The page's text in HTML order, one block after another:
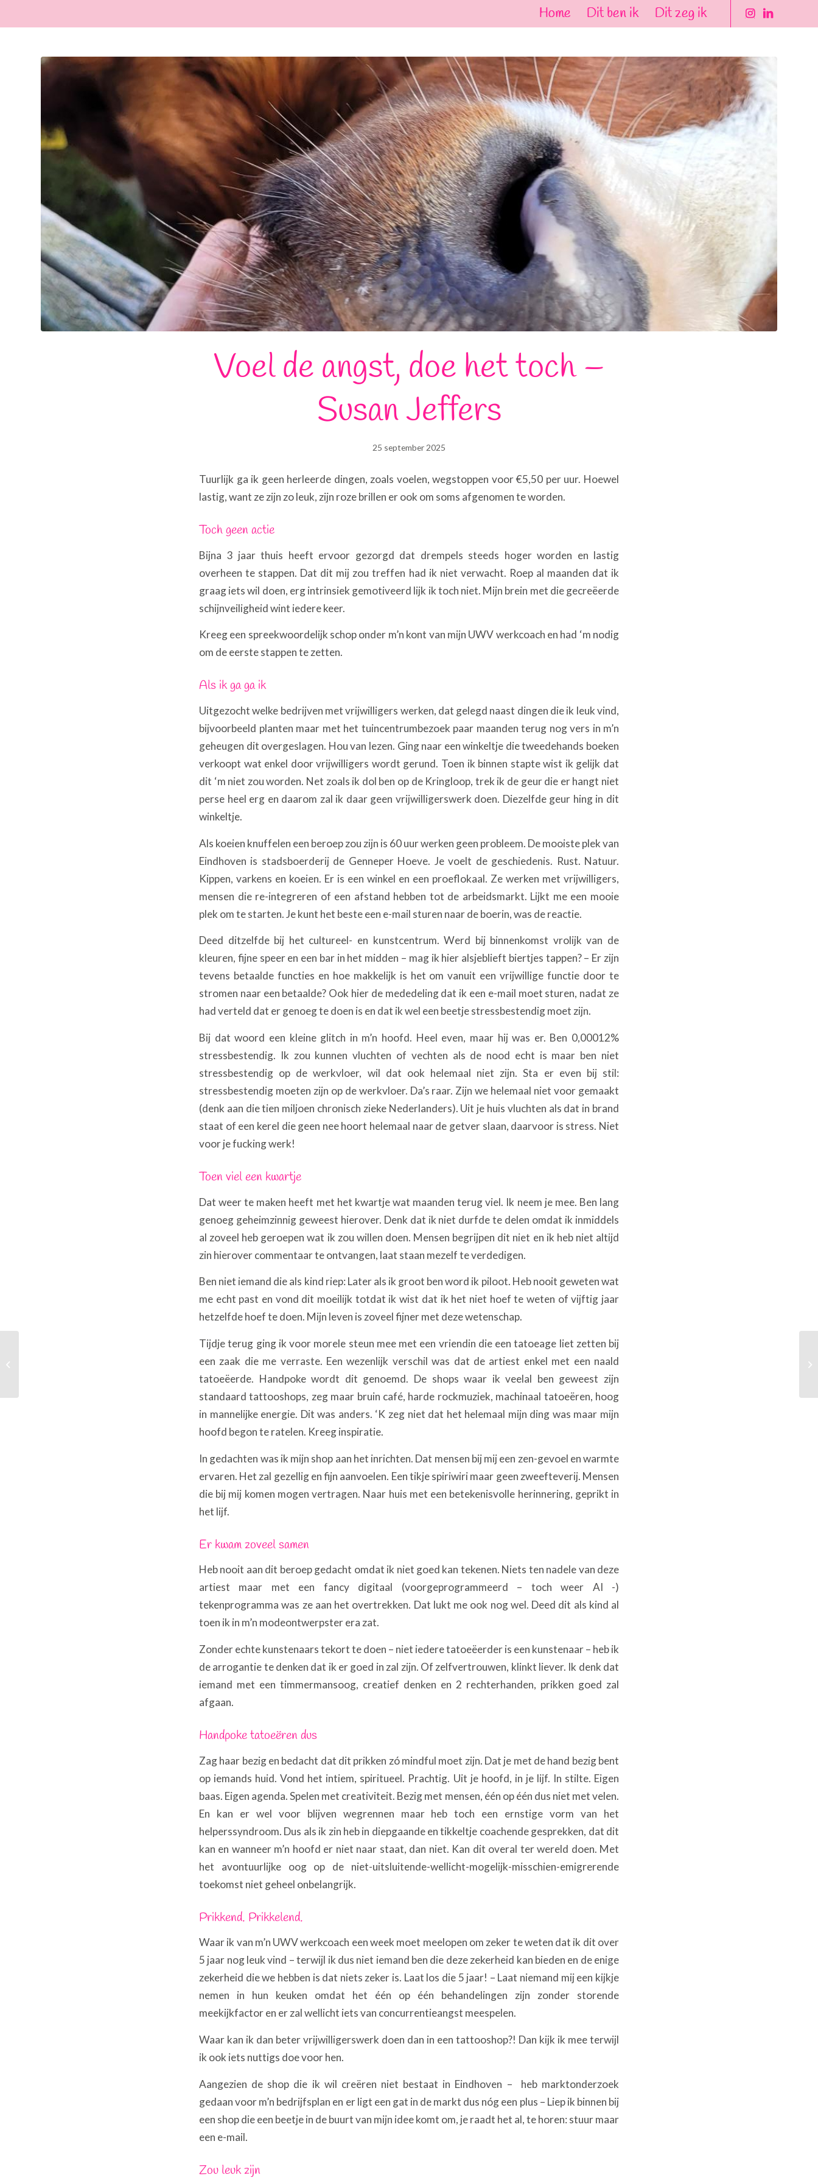
Home Dit ben ik Dit zeg ik
Voel de angst, doe het toch –
Susan Jeffers
25 september 2025
Tuurlijk ga ik geen herleerde dingen, zoals voelen, wegstoppen voor €5,50 per uur. Hoewel
lastig, want ze zijn zo leuk, zijn roze brillen er ook om soms afgenomen te worden.
Toch geen actie
Bijna 3 jaar thuis heeft ervoor gezorgd dat drempels steeds hoger worden en lastig
overheen te stappen. Dat dit mij zou treffen had ik niet verwacht. Roep al maanden dat ik
graag iets wil doen, erg intrinsiek gemotiveerd lijk ik toch niet. Mijn brein met die gecreëerde
schijnveiligheid wint iedere keer.
Kreeg een spreekwoordelijk schop onder m’n kont van mijn UWV werkcoach en had ‘m nodig
om de eerste stappen te zetten.
Als ik ga ga ik
Uitgezocht welke bedrijven met vrijwilligers werken, dat gelegd naast dingen die ik leuk vind,
bijvoorbeeld planten maar met het tuincentrumbezoek paar maanden terug nog vers in m’n
geheugen dit overgeslagen. Hou van lezen. Ging naar een winkeltje die tweedehands boeken
verkoopt wat enkel door vrijwilligers wordt gerund. Toen ik binnen stapte wist ik gelijk dat
dit ‘m niet zou worden. Net zoals ik dol ben op de Kringloop, trek ik de geur die er hangt niet
perse heel erg en daarom zal ik daar geen vrijwilligerswerk doen. Diezelfde geur hing in dit
winkeltje.
Als koeien knuffelen een beroep zou zijn is 60 uur werken geen probleem. De mooiste plek van
Eindhoven is stadsboerderij de Genneper Hoeve. Je voelt de geschiedenis. Rust. Natuur.
Kippen, varkens en koeien. Er is een winkel en een proeflokaal. Ze werken met vrijwilligers,
mensen die re-integreren of een afstand hebben tot de arbeidsmarkt. Lijkt me een mooie
plek om te starten. Je kunt het beste een e-mail sturen naar de boerin, was de reactie.
Deed ditzelfde bij het cultureel- en kunstcentrum. Werd bij binnenkomst vrolijk van de
kleuren, fijne speer en een bar in het midden – mag ik hier alsjeblieft biertjes tappen? – Er zijn
tevens betaalde functies en hoe makkelijk is het om vanuit een vrijwillige functie door te
stromen naar een betaalde? Ook hier de mededeling dat ik een e-mail moet sturen, nadat ze
had verteld dat er genoeg te doen is en dat ik wel een beetje stressbestendig moet zijn.
Bij dat woord een kleine glitch in m’n hoofd. Heel even, maar hij was er. Ben 0,00012%
stressbestendig. Ik zou kunnen vluchten of vechten als de nood echt is maar ben niet
stressbestendig op de werkvloer, wil dat ook helemaal niet zijn. Sta er even bij stil:
stressbestendig moeten zijn op de werkvloer. Da’s raar. Zijn we helemaal niet voor gemaakt
(denk aan die tien miljoen chronisch zieke Nederlanders). Uit je huis vluchten als dat in brand
staat of een kerel die geen nee hoort helemaal naar de getver slaan, daarvoor is stress. Niet
voor je fucking werk!
Toen viel een kwartje
Dat weer te maken heeft met het kwartje wat maanden terug viel. Ik neem je mee. Ben lang
genoeg geheimzinnig geweest hierover. Denk dat ik niet durfde te delen omdat ik inmiddels
al zoveel heb geroepen wat ik zou willen doen. Mensen begrijpen dit niet en ik heb niet altijd
zin hierover commentaar te ontvangen, laat staan mezelf te verdedigen.
Ben niet iemand die als kind riep: Later als ik groot ben word ik piloot. Heb nooit geweten wat
me echt past en vond dit moeilijk totdat ik wist dat ik het niet hoef te weten of vijftig jaar
hetzelfde hoef te doen. Mijn leven is zoveel fijner met deze wetenschap.
Tijdje terug ging ik voor morele steun mee met een vriendin die een tatoeage liet zetten bij
een zaak die me verraste. Een wezenlijk verschil was dat de artiest enkel met een naald
tatoeëerde. Handpoke wordt dit genoemd. De shops waar ik veelal ben geweest zijn
standaard tattooshops, zeg maar bruin café, harde rockmuziek, machinaal tatoeëren, hoog
in mannelijke energie. Dit was anders. ‘K zeg niet dat het helemaal mijn ding was maar mijn
hoofd begon te ratelen. Kreeg inspiratie.
In gedachten was ik mijn shop aan het inrichten. Dat mensen bij mij een zen-gevoel en warmte
ervaren. Het zal gezellig en fijn aanvoelen. Een tikje spiriwiri maar geen zweefteverij. Mensen
die bij mij komen mogen vertragen. Naar huis met een betekenisvolle herinnering, geprikt in
het lijf.
Er kwam zoveel samen
Heb nooit aan dit beroep gedacht omdat ik niet goed kan tekenen. Niets ten nadele van deze
artiest maar met een fancy digitaal (voorgeprogrammeerd – toch weer AI -)
tekenprogramma was ze aan het overtrekken. Dat lukt me ook nog wel. Deed dit als kind al
toen ik in m’n modeontwerpster era zat.
Zonder echte kunstenaars tekort te doen – niet iedere tatoeëerder is een kunstenaar – heb ik
de arrogantie te denken dat ik er goed in zal zijn. Of zelfvertrouwen, klinkt liever. Ik denk dat
iemand met een timmermansoog, creatief denken en 2 rechterhanden, prikken goed zal
afgaan.
Handpoke tatoeëren dus
Zag haar bezig en bedacht dat dit prikken zó mindful moet zijn. Dat je met de hand bezig bent
op iemands huid. Vond het intiem, spiritueel. Prachtig. Uit je hoofd, in je lijf. In stilte. Eigen
baas. Eigen agenda. Spelen met creativiteit. Bezig met mensen, één op één dus niet met velen.
En kan er wel voor blijven wegrennen maar heb toch een ernstige vorm van het
helperssyndroom. Dus als ik zin heb in diepgaande en tikkeltje coachende gesprekken, dat dit
kan en wanneer m’n hoofd er niet naar staat, dan niet. Kan dit overal ter wereld doen. Met
het avontuurlijke oog op de niet-uitsluitende-wellicht-mogelijk-misschien-emigrerende
toekomst niet geheel onbelangrijk.
Prikkend. Prikkelend.
Waar ik van m’n UWV werkcoach een week moet meelopen om zeker te weten dat ik dit over
5 jaar nog leuk vind – terwijl ik dus niet iemand ben die deze zekerheid kan bieden en de enige
zekerheid die we hebben is dat niets zeker is. Laat los die 5 jaar! – Laat niemand mij een kijkje
nemen in hun keuken omdat het één op één behandelingen zijn zonder storende
meekijkfactor en er zal wellicht iets van concurrentieangst meespelen.
Waar kan ik dan beter vrijwilligerswerk doen dan in een tattooshop?! Dan kijk ik mee terwijl
ik ook iets nuttigs doe voor hen.
Aangezien de shop die ik wil creëren niet bestaat in Eindhoven – heb marktonderzoek
gedaan voor m’n bedrijfsplan en er ligt een gat in de markt dus nóg een plus – Liep ik binnen bij
een shop die een beetje in de buurt van mijn idee komt om, je raadt het al, te horen: stuur maar
een e-mail.
Zou leuk zijn